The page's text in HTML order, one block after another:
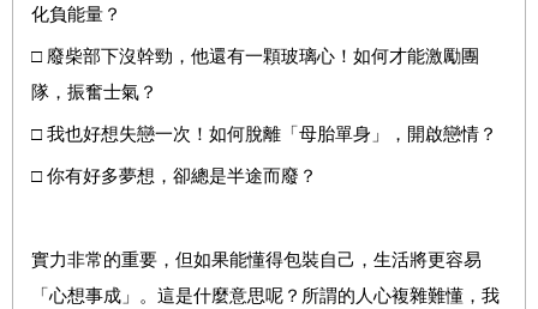
化負能量？
□ 廢柴部下沒幹勁，他還有一顆玻璃心！如何才能激勵團
隊，振奮士氣？
□ 我也好想失戀一次！如何脫離「母胎單身」，開啟戀情？
□ 你有好多夢想，卻總是半途而廢？
實力非常的重要，但如果能懂得包裝自己，生活將更容易
「心想事成」。這是什麼意思呢？所謂的人心複雜難懂，我